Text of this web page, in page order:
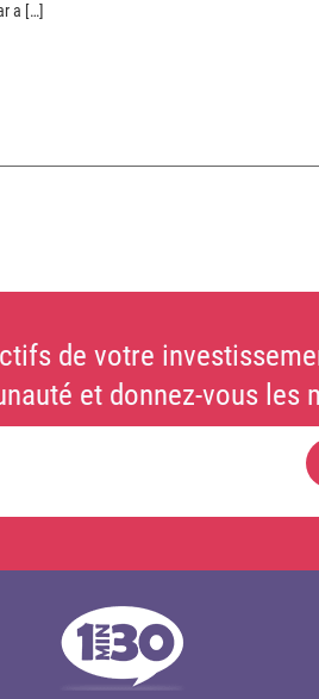
a […]
de votre
et donnez-vous les